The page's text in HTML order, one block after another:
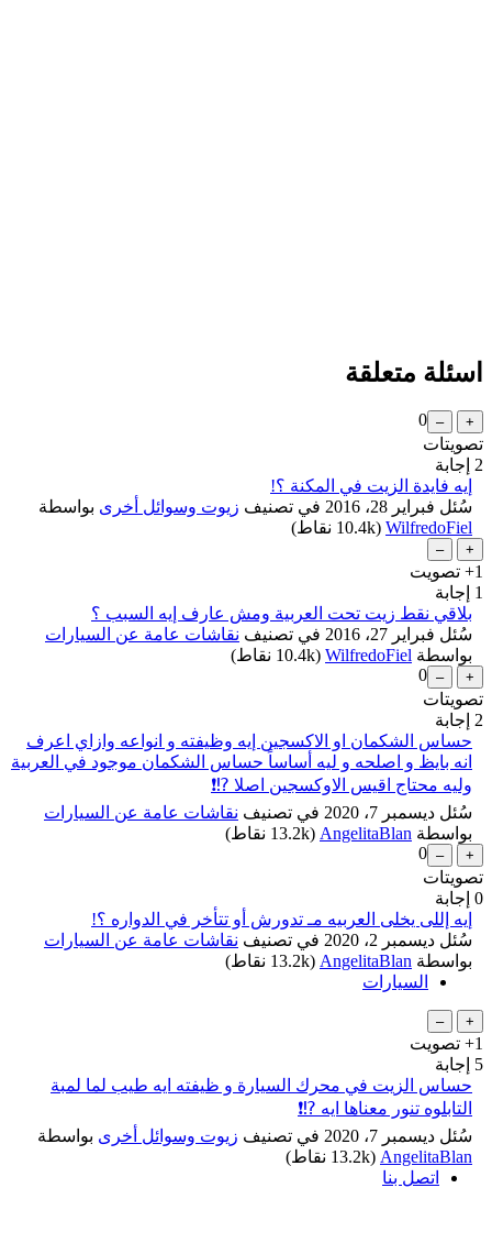
اسئلة متعلقة
0
تصويتات
2 إجابة
إيه فايدة الزيت في المكنة ؟!
سُئل فبراير 28، 2016 في تصنيف زيوت وسوائل أخرى بواسطة
WilfredoFiel
(
10.4k نقاط)
+1 تصويت
1 إجابة
بلاقي نقط زيت تحت العربية ومش عارف إيه السبب ؟
سُئل فبراير 27، 2016 في تصنيف نقاشات عامة عن السيارات
بواسطة WilfredoFiel
(
10.4k نقاط)
0
تصويتات
2 إجابة
حساس الشكمان او الاكسجين إيه وظيفته و انواعه وازاي اعرف
انه بايظ و اصلحه و ليه أساساً حساس الشكمان موجود في العربية
وليه محتاج اقيس الاوكسجين اصلا ⁉️❗
سُئل ديسمبر 7، 2020 في تصنيف نقاشات عامة عن السيارات
بواسطة AngelitaBlan
(
13.2k نقاط)
0
تصويتات
0 إجابة
إيه إللى يخلى العربيه مـ تدورش أو تتأخر في الدواره ؟!
سُئل ديسمبر 2، 2020 في تصنيف نقاشات عامة عن السيارات
بواسطة AngelitaBlan
(
13.2k نقاط)
السيارات
+1 تصويت
5 إجابة
حساس الزيت في محرك السيارة و ظيفته ايه طيب لما لمبة
التابلوه تنور معناها ايه ⁉️❗
سُئل ديسمبر 7، 2020 في تصنيف زيوت وسوائل أخرى بواسطة
AngelitaBlan
(
13.2k نقاط)
اتصل بنا
...